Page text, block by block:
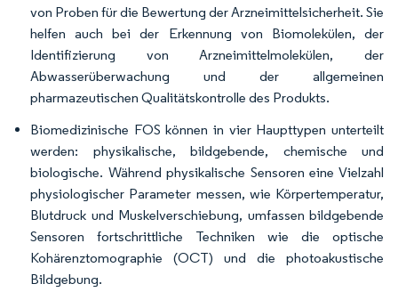
von Proben für die Bewertung der Arzneimittelsicherheit. Sie
helfen auch bei der Erkennung von Biomolekülen, der
Identifizierung von Arzneimittelmolekülen, der
Abwasserüberwachung und der allgemeinen
pharmazeutischen Qualitätskontrolle des Produkts.
Biomedizinische FOS können in vier Haupttypen unterteilt
werden: physikalische, bildgebende, chemische und
biologische. Während physikalische Sensoren eine Vielzahl
physiologischer Parameter messen, wie Körpertemperatur,
Blutdruck und Muskelverschiebung, umfassen bildgebende
Sensoren fortschrittliche Techniken wie die optische
Kohärenztomographie (OCT) und die photoakustische
Bildgebung.